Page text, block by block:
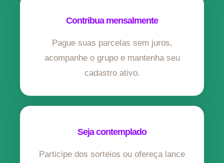
Contribua mensalmente
Pague suas parcelas sem juros,
acompanhe o grupo e mantenha seu
cadastro ativo.
Seja contemplado
Participe dos sorteios ou ofereça lance